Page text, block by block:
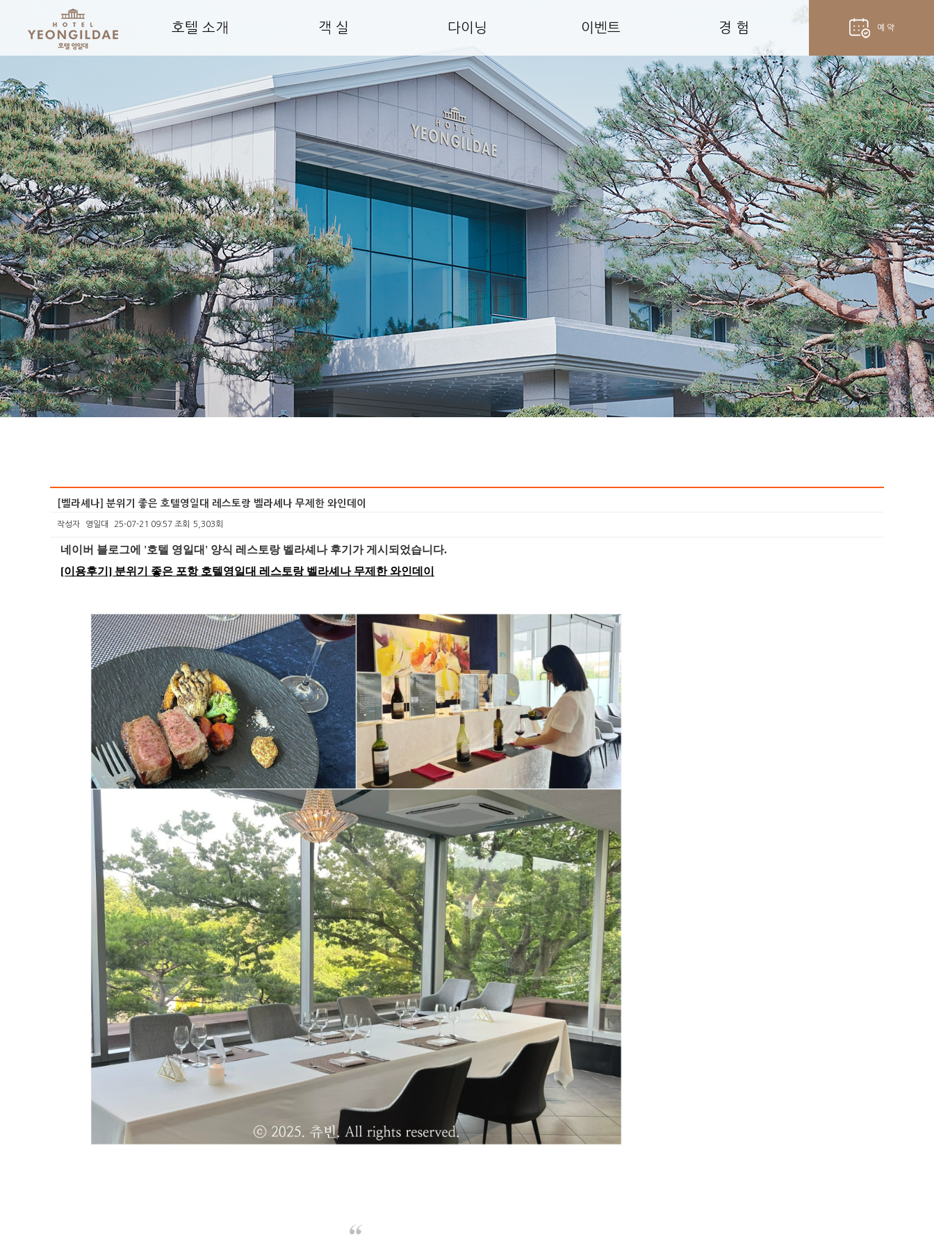
호텔 소개 객 실 다이닝 이벤트 경 험 예 약
hotel 객실 예약
fork_spoon 벨라셰나 예약
[벨라셰나] 분위기 좋은 호텔영일대 레스토랑 벨라셰나 무제한 와인데이
작성자 영일대 25-07-21 09:57 조회 5,303회
네이버 블로그에 '호텔 영일대' 양식 레스토랑 벨라셰나 후기가 게시되었습니다.
[이용후기] 분위기 좋은 포항 호텔영일대 레스토랑 벨라셰나 무제한 와인데이